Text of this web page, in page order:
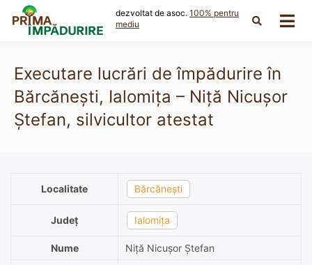
content
dezvoltat de asoc. 100% pentru
mediu
Executare lucrări de împădurire în
Bărcănești, Ialomița – Niță Nicușor
Ştefan, silvicultor atestat
Localitate Bărcănești
Județ Ialomița
Nume
Niță Nicușor Ştefan